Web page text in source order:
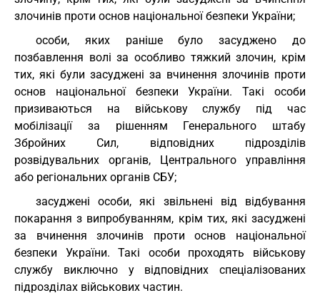
злочинів проти основ національної безпеки України;
особи, яких раніше було засуджено до
позбавлення волі за особливо тяжкий злочин, крім
тих, які були засуджені за вчинення злочинів проти
основ національної безпеки України. Такі особи
призиваються на військову службу під час
мобілізації за рішенням Генерального штабу
Збройних Сил, відповідних підрозділів
розвідувальних органів, Центрального управління
або регіональних органів СБУ;
засуджені особи, які звільнені від відбування
покарання з випробуванням, крім тих, які засуджені
за вчинення злочинів проти основ національної
безпеки України. Такі особи проходять військову
службу виключно у відповідних спеціалізованих
підрозділах військових частин.